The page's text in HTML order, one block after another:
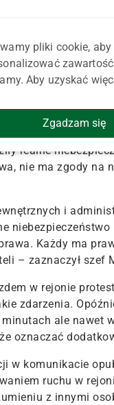
manifestacje
kpiny ze
Dotychczas
rolnicy? Na
realne
nie ma zgody na
i
Każdy ma
– zaznaczył szef
w rejonie
zdarzenia.
ale nawet
oznaczać
w komunikacie
ruchu w
z innymi
pliki cookie,
Aby uzyskać
Zgadzam się